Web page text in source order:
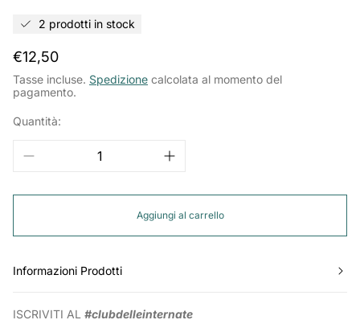
2 prodotti in stock
Prezzo
normale
€12,50
Tasse incluse. Spedizione calcolata al momento del
pagamento.
Quantità:
Aggiungi al carrello
Informazioni Prodotti
ISCRIVITI AL #clubdelleinternate